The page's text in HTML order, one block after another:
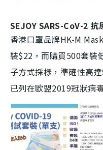
SEJOY SARS-CoV-2 抗
香港口罩品牌HK-M
裝$22，而購買500套裝
子方式採樣，準確性高
已列在歐盟2019冠狀病